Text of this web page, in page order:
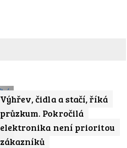
Výhřev, čidla a stačí, říká
průzkum. Pokročilá
elektronika není prioritou
zákazníků